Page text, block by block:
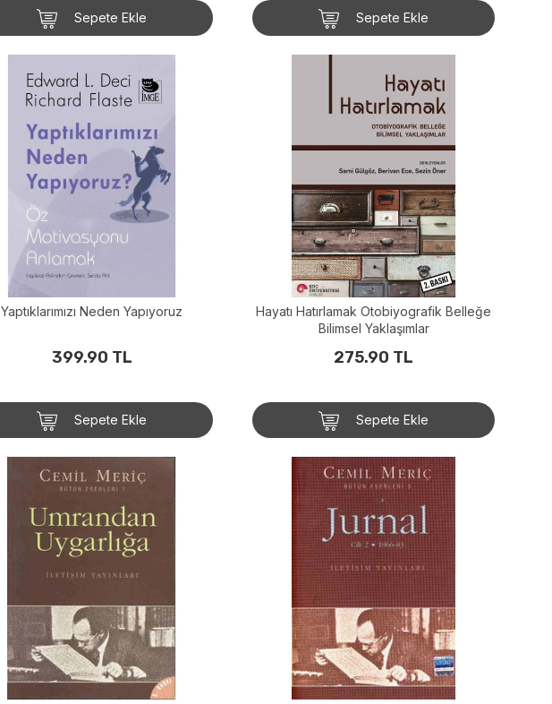
Sepete Ekle Sepete Ekle
Yaptıklarımızı Neden Yapıyoruz
399.90 TL
Sepete Ekle
Hayatı Hatırlamak Otobiyografik Belleğe
Bilimsel Yaklaşımlar
275.90 TL
Sepete Ekle